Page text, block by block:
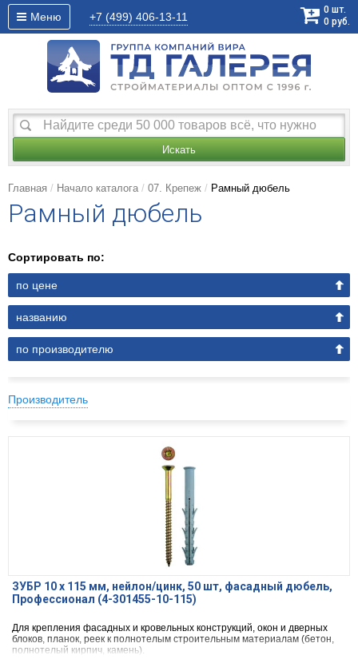
Меню +7 (499) 406-13-11
0 шт.
0 руб.
Искать
Главная Начало каталога 07. Крепеж Рамный дюбель
Рамный дюбель
Сортировать по:
по цене
названию
по производителю
Производитель
ЗУБР 10 х 115 мм, нейлон/цинк, 50 шт, фасадный дюбель,
Профессионал (4-301455-10-115)
Для крепления фасадных и кровельных конструкций, окон и дверных
блоков, планок, реек к полнотелым строительным материалам (бетон,
полнотелый кирпич, камень).